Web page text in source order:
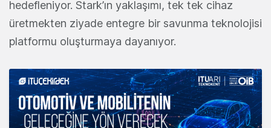
hedefleniyor. Stark’ın yaklaşımı, tek tek cihaz
üretmekten ziyade entegre bir savunma teknolojisi
platformu oluşturmaya dayanıyor.